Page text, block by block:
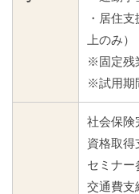
・居住
上のみ）
※固定残
※試用期
社会保険
資格取得
セミナー
交通費支